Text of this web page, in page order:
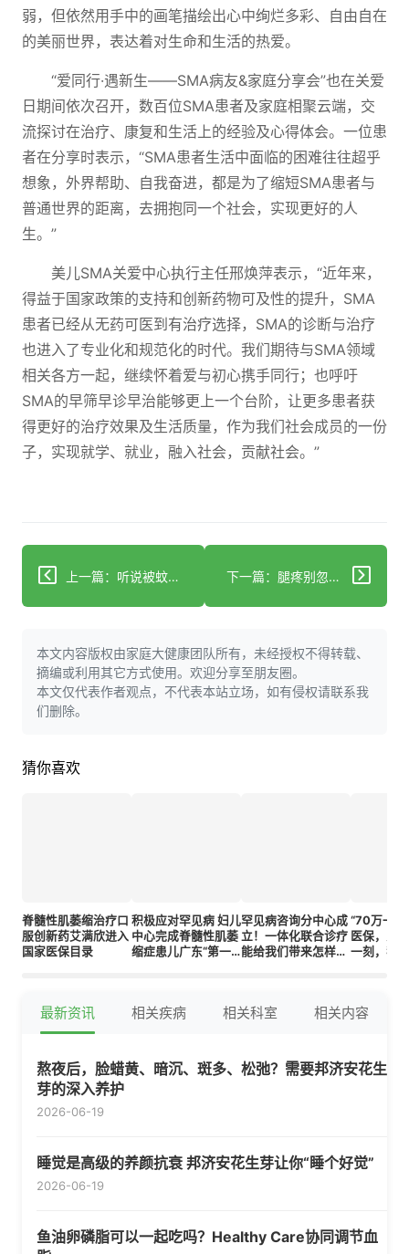
弱，但依然用手中的画笔描绘出心中绚烂多彩、自由自在
的美丽世界，表达着对生命和生活的热爱。
“爱同行·遇新生——SMA病友&家庭分享会”也在关爱
日期间依次召开，数百位SMA患者及家庭相聚云端，交
流探讨在治疗、康复和生活上的经验及心得体会。一位患
者在分享时表示，“SMA患者生活中面临的困难往往超乎
想象，外界帮助、自我奋进，都是为了缩短SMA患者与
普通世界的距离，去拥抱同一个社会，实现更好的人
生。”
美儿SMA关爱中心执行主任邢焕萍表示，“近年来，
得益于国家政策的支持和创新药物可及性的提升，SMA
患者已经从无药可医到有治疗选择，SMA的诊断与治疗
也进入了专业化和规范化的时代。我们期待与SMA领域
相关各方一起，继续怀着爱与初心携手同行；也呼吁
SMA的早筛早诊早治能够更上一个台阶，让更多患者获
得更好的治疗效果及生活质量，作为我们社会成员的一份
子，实现就学、就业，融入社会，贡献社会。”
上一篇：听说被蚊子亲，会得“登革热” 下一篇：腿疼别忽视！揪出“腿疼”背后的“血栓”炸弹
本文内容版权由家庭大健康团队所有，未经授权不得转载、
摘编或利用其它方式使用。欢迎分享至朋友圈。
本文仅代表作者观点，不代表本站立场，如有侵权请联系我
们删除。
猜你喜欢
脊髓性肌萎缩治疗口
服创新药艾满欣进入
国家医保目录
积极应对罕见病 妇儿
中心完成脊髓性肌萎
缩症患儿广东“第一
罕见病咨询分中心成
立！一体化联合诊疗
能给我们带来怎样的
“70万一针
医保，患
一刻，我
最新资讯 相关疾病 相关科室 相关内容
熬夜后，脸蜡黄、暗沉、斑多、松弛？需要邦济安花生
芽的深入养护
2026-06-19
睡觉是高级的养颜抗衰 邦济安花生芽让你“睡个好觉”
2026-06-19
鱼油卵磷脂可以一起吃吗？Healthy Care协同调节血